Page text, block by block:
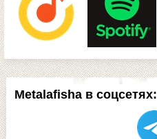
Metalafisha в соцсетях: